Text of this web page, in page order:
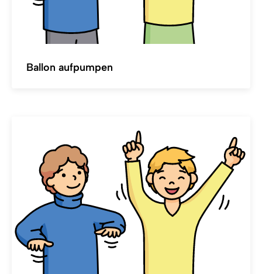
Ballon aufpumpen